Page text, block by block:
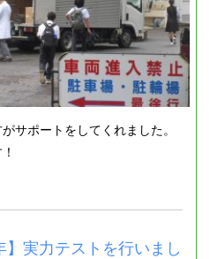
サポートをしてくれました。
実力テストを行いまし